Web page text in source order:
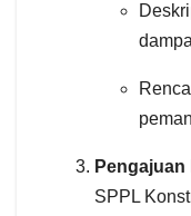
SPPL